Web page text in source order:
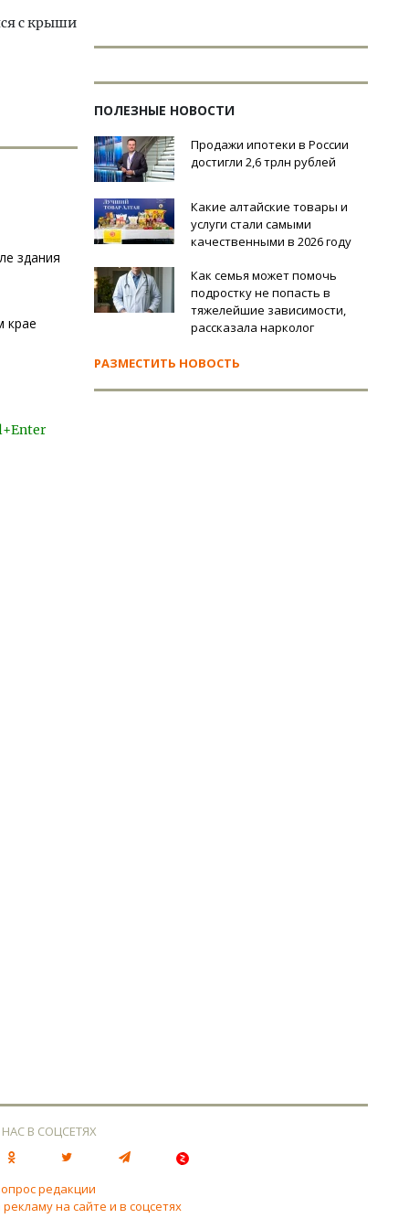
с крыши
здания
крае
ПОЛЕЗНЫЕ НОВОСТИ
Продажи ипотеки в России
достигли 2,6 трлн рублей
Какие алтайские товары и
услуги стали самыми
качественными в 2026 году
Как семья может помочь
подростку не попасть в
тяжелейшие зависимости,
рассказала нарколог
РАЗМЕСТИТЬ НОВОСТЬ
В СОЦСЕТЯХ
редакции
на сайте и в соцсетях